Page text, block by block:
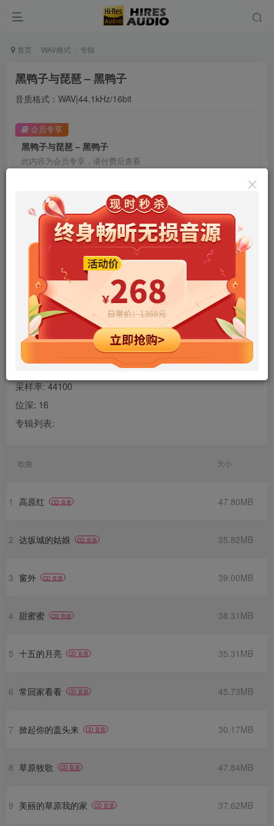
首页 WAV格式 专辑
黑鸭子与琵琶 – 黑鸭子
音质格式：WAV|44.1kHz/16bit
黑鸭子与琵琶 – 黑鸭子
此内容为会员专享，请付费后查看
9.9 99
年卡会员 免费 永久会员
立即购买
您当前未登录！建议登陆后购买，可保存购买订单
会员专享
专辑名称: 黑鸭子与琵琶
艺术家: 黑鸭子
曲目数量: 13
声道数: 2
采样率: 44100
位深: 16
专辑列表:
歌曲 大小
1 高原红 CD 音质 47.80MB
2 达坂城的姑娘 CD 音质 35.82MB
3 窗外 CD 音质 39.00MB
4 甜蜜蜜 CD 音质 38.31MB
5 十五的月亮 CD 音质 35.31MB
6 常回家看看 CD 音质 45.73MB
7 掀起你的盖头来 CD 音质 30.17MB
8 草原牧歌 CD 音质 47.84MB
9 美丽的草原我的家 CD 音质 37.62MB